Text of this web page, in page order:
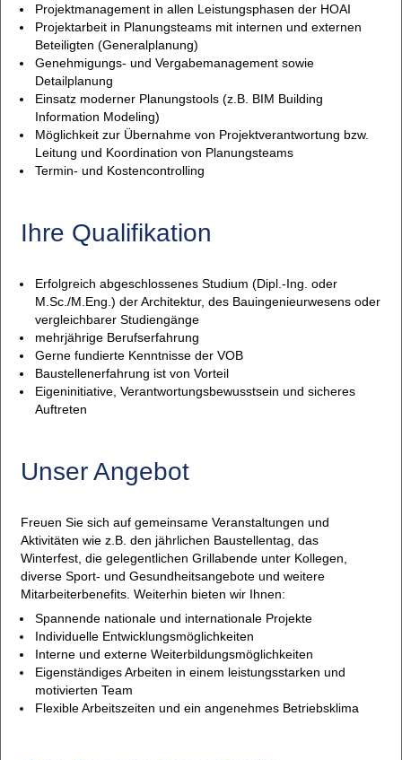
Projektmanagement in allen Leistungsphasen der HOAI
Projektarbeit in Planungsteams mit internen und externen
Beteiligten (Generalplanung)
Genehmigungs- und Vergabemanagement sowie
Detailplanung
Einsatz moderner Planungstools (z.B. BIM Building
Information Modeling)
Möglichkeit zur Übernahme von Projektverantwortung bzw.
Leitung und Koordination von Planungsteams
Termin- und Kostencontrolling
Ihre Qualifikation
Erfolgreich abgeschlossenes Studium (Dipl.-Ing. oder
M.Sc./M.Eng.) der Architektur, des Bauingenieurwesens oder
vergleichbarer Studiengänge
mehrjährige Berufserfahrung
Gerne fundierte Kenntnisse der VOB
Baustellenerfahrung ist von Vorteil
Eigeninitiative, Verantwortungsbewusstsein und sicheres
Auftreten
Unser Angebot
Freuen Sie sich auf gemeinsame Veranstaltungen und
Aktivitäten wie z.B. den jährlichen Baustellentag, das
Winterfest, die gelegentlichen Grillabende unter Kollegen,
diverse Sport- und Gesundheitsangebote und weitere
Mitarbeiterbenefits. Weiterhin bieten wir Ihnen:
Spannende nationale und internationale Projekte
Individuelle Entwicklungsmöglichkeiten
Interne und externe Weiterbildungsmöglichkeiten
Eigenständiges Arbeiten in einem leistungsstarken und
motivierten Team
Flexible Arbeitszeiten und ein angenehmes Betriebsklima